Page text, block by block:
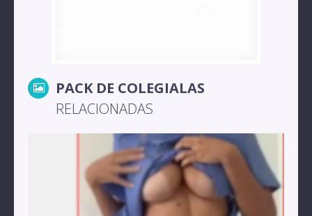
PACK DE COLEGIALAS
RELACIONADAS